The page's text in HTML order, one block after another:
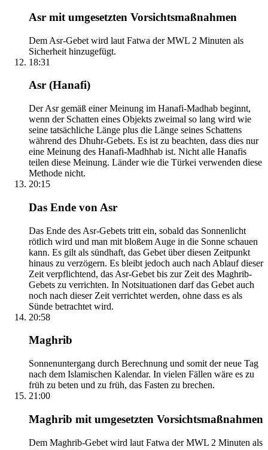
Asr mit umgesetzten Vorsichtsmaßnahmen
Dem Asr-Gebet wird laut Fatwa der MWL 2 Minuten als
Sicherheit hinzugefügt.
18:31
Asr (Hanafi)
Der Asr gemäß einer Meinung im Hanafi-Madhab beginnt,
wenn der Schatten eines Objekts zweimal so lang wird wie
seine tatsächliche Länge plus die Länge seines Schattens
während des Dhuhr-Gebets. Es ist zu beachten, dass dies nur
eine Meinung des Hanafi-Madhhab ist. Nicht alle Hanafis
teilen diese Meinung. Länder wie die Türkei verwenden diese
Methode nicht.
20:15
Das Ende von Asr
Das Ende des Asr-Gebets tritt ein, sobald das Sonnenlicht
rötlich wird und man mit bloßem Auge in die Sonne schauen
kann. Es gilt als sündhaft, das Gebet über diesen Zeitpunkt
hinaus zu verzögern. Es bleibt jedoch auch nach Ablauf dieser
Zeit verpflichtend, das Asr-Gebet bis zur Zeit des Maghrib-
Gebets zu verrichten. In Notsituationen darf das Gebet auch
noch nach dieser Zeit verrichtet werden, ohne dass es als
Sünde betrachtet wird.
20:58
Maghrib
Sonnenuntergang durch Berechnung und somit der neue Tag
nach dem Islamischen Kalendar. In vielen Fällen wäre es zu
früh zu beten und zu früh, das Fasten zu brechen.
21:00
Maghrib mit umgesetzten Vorsichtsmaßnahmen
Dem Maghrib-Gebet wird laut Fatwa der MWL 2 Minuten als